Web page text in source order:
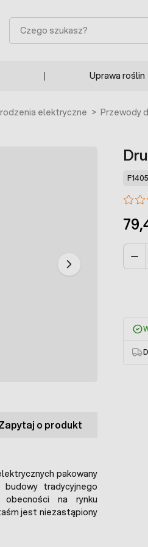
Szukaj
Uprawa roślin
elektryczne > Przewody
F1405
o produkt
pakowany
tradycyjnego
na rynku
jest niezastąpiony